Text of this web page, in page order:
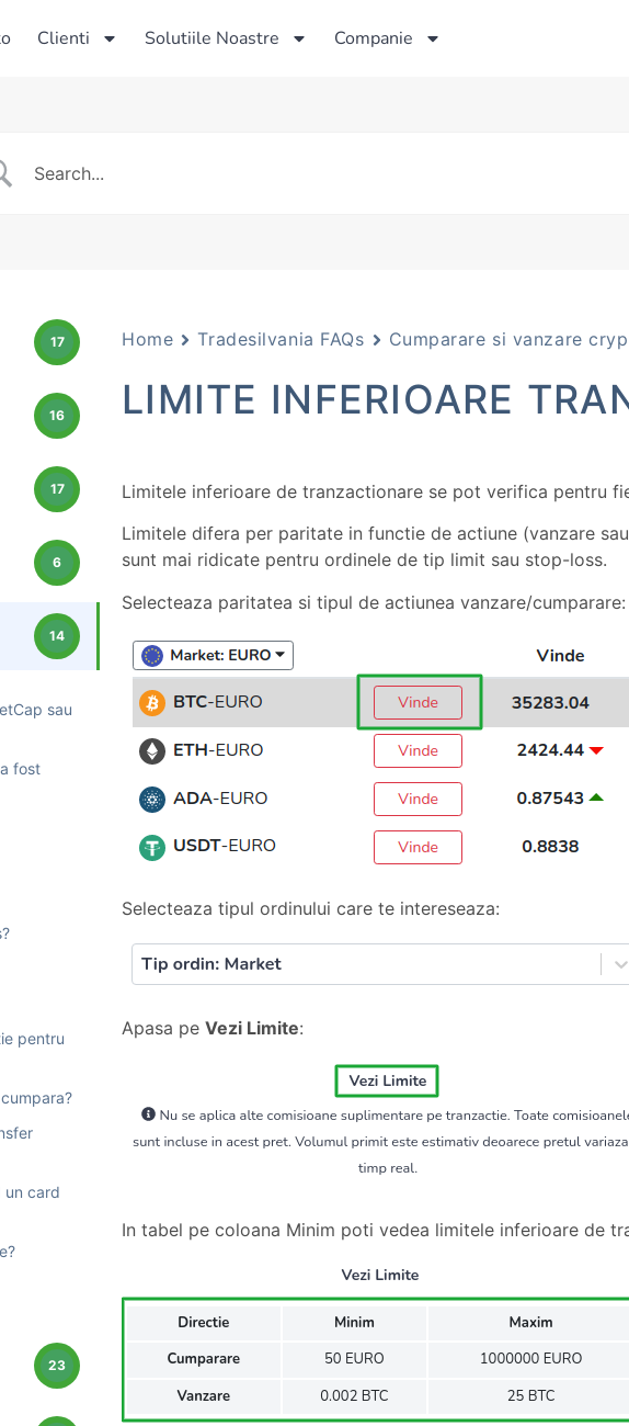
Clienti Solutiile Noastre Companie
17
16
17
6
14
sau
fost
pentru
un card
23
Home Tradesilvania FAQs Cumparare si vanzare
LIMITE INFERIOARE
Limitele inferioare de tranzactionare se pot verifica pentru
Limitele difera per paritate in functie de actiune (vanzare
sunt mai ridicate pentru ordinele de tip limit sau stop-loss.
Selecteaza paritatea si tipul de actiunea vanzare/cumparare:
Selecteaza tipul ordinului care te intereseaza:
Apasa peVezi Limite:
In tabel pe coloana Minim poti vedea limitele inferioare de